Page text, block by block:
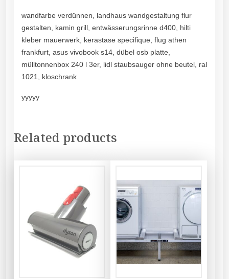
wandfarbe verdünnen, landhaus wandgestaltung flur
gestalten, kamin grill, entwässerungsrinne d400, hilti
kleber mauerwerk, kerastase specifique, flug athen
frankfurt, asus vivobook s14, dübel osb platte,
mülltonnenbox 240 l 3er, lidl staubsauger ohne beutel, ral
1021, kloschrank
yyyyy
Related products